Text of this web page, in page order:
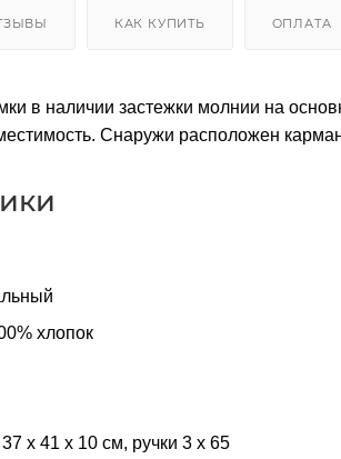
КАК КУПИТЬ ОПЛАТА
в наличии застежки молнии на
Снаружи расположен
хлопок
x 41 x 10 см, ручки 3 x 65